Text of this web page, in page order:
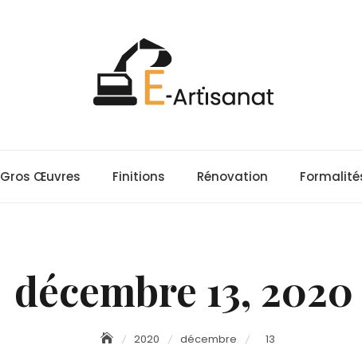
Gros Œuvres Finitions Rénovation
décembre 13, 2020
2020 décembre 13